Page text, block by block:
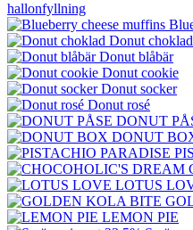
hallonfyllning
Donut choklad
Donut blåbär
Donut cookie
Donut socker
Donut rosé
DONUT
DONUT
LOTUS
LEMON PIE